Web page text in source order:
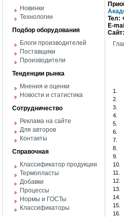
Новинки
Технологии
Подбор оборудования
Блоги производителей
Поставщики
Производители
Тенденции рынка
Мнения и оценки
Новости и статистика
Сотрудничество
Реклама на сайте
Для авторов
Контакты
Справочная
Классификатор продукции
Термопласты
Добавки
Процессы
Нормы и ГОСТы
Классификаторы
Тел:
E-
Сайт:
1.
2.
3.
4.
5.
6.
7.
8.
9.
10.
11.
12.
13.
14.
15.
16.